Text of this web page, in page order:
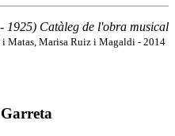
1925) Catàleg de l'obra musical
i Matas, Marisa Ruiz i Magaldi - 2014